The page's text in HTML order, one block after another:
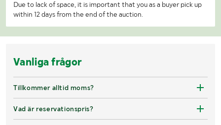
Due to lack of space, it is important that you as a buyer pick up
within 12 days from the end of the auction.
Vanliga frågor
Tillkommer alltid moms?
Vad är reservationspris?